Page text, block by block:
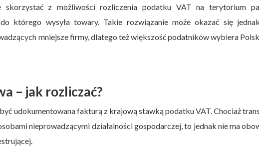
skorzystać z możliwości rozliczenia podatku VAT na terytorium
którego wysyła towary. Takie rozwiązanie może okazać się
mniejsze firmy, dlatego też większość podatników wybiera
– jak rozliczać?
udokumentowana fakturą z krajową stawką podatku VAT. Chociaż
nieprowadzącymi działalności gospodarczej, to jednak nie ma